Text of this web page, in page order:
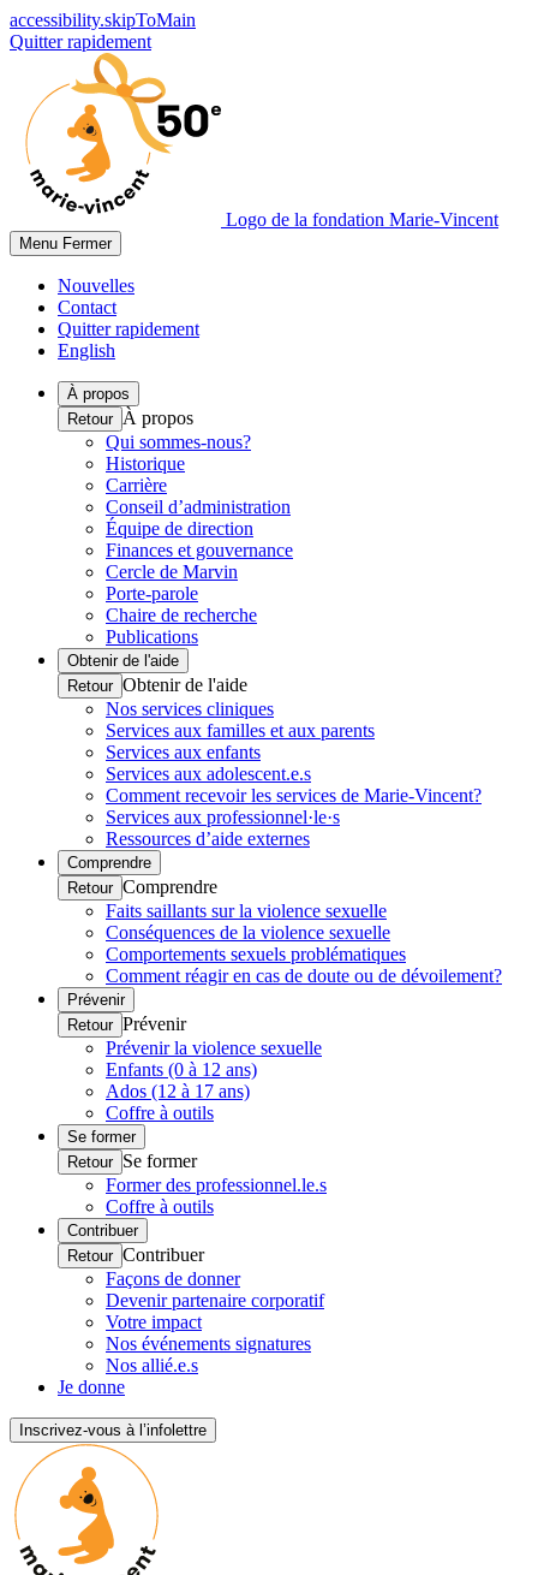
accessibility.skipToMain
Quitter rapidement
Logo de la fondation Marie-Vincent
Menu Fermer
Nouvelles
Contact
Quitter rapidement
English
À propos
Retour À propos
Qui sommes-nous?
Historique
Carrière
Conseil d’administration
Équipe de direction
Finances et gouvernance
Cercle de Marvin
Porte-parole
Chaire de recherche
Publications
Obtenir de l'aide
Retour Obtenir de l'aide
Nos services cliniques
Services aux familles et aux parents
Services aux enfants
Services aux adolescent.e.s
Comment recevoir les services de Marie-Vincent?
Services aux professionnel·le·s
Ressources d’aide externes
Comprendre
Retour Comprendre
Faits saillants sur la violence sexuelle
Conséquences de la violence sexuelle
Comportements sexuels problématiques
Comment réagir en cas de doute ou de dévoilement?
Prévenir
Retour Prévenir
Prévenir la violence sexuelle
Enfants (0 à 12 ans)
Ados (12 à 17 ans)
Coffre à outils
Se former
Retour Se former
Former des professionnel.le.s
Coffre à outils
Contribuer
Retour Contribuer
Façons de donner
Devenir partenaire corporatif
Votre impact
Nos événements signatures
Nos allié.e.s
Je donne
Inscrivez-vous à l’infolettre